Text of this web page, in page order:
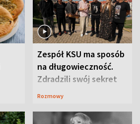
Zespół KSU ma sposób
na długowieczność.
Zdradzili swój sekret
Rozmowy